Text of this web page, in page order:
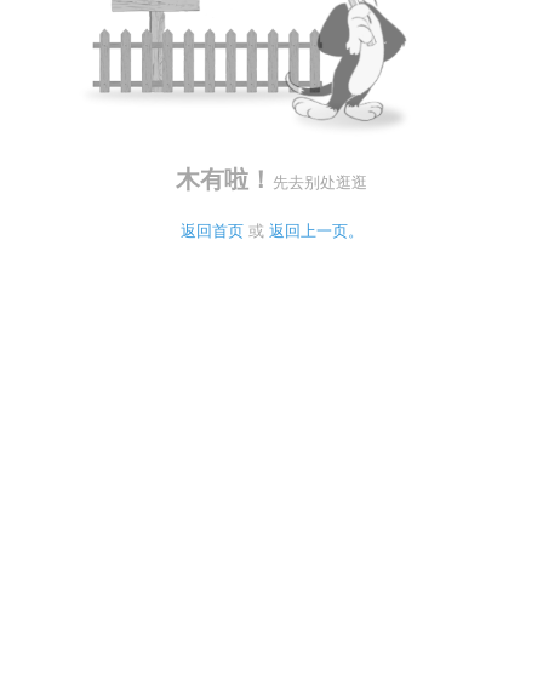
木有啦！ 先去别处逛逛
返回首页 或 返回上一页。